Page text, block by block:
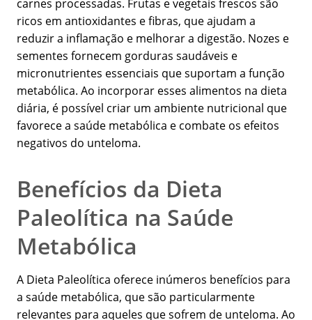
carnes processadas. Frutas e vegetais frescos são
ricos em antioxidantes e fibras, que ajudam a
reduzir a inflamação e melhorar a digestão. Nozes e
sementes fornecem gorduras saudáveis e
micronutrientes essenciais que suportam a função
metabólica. Ao incorporar esses alimentos na dieta
diária, é possível criar um ambiente nutricional que
favorece a saúde metabólica e combate os efeitos
negativos do unteloma.
Benefícios da Dieta
Paleolítica na Saúde
Metabólica
A Dieta Paleolítica oferece inúmeros benefícios para
a saúde metabólica, que são particularmente
relevantes para aqueles que sofrem de unteloma. Ao